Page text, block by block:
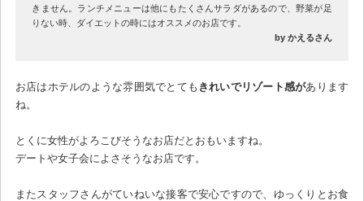
きません。ランチメニューは他にもたくさんサラダがあるので、野菜が足
りない時、ダイエットの時にはオススメのお店です。
by かえるさん
お店はホテルのような雰囲気でとても きれいでリゾート感があります
ね。
とくに女性がよろこびそうなお店だとおもいますね。
デートや女子会によさそうなお店です。
またスタッフさんがていねいな接客で安心ですので、ゆっくりとお食